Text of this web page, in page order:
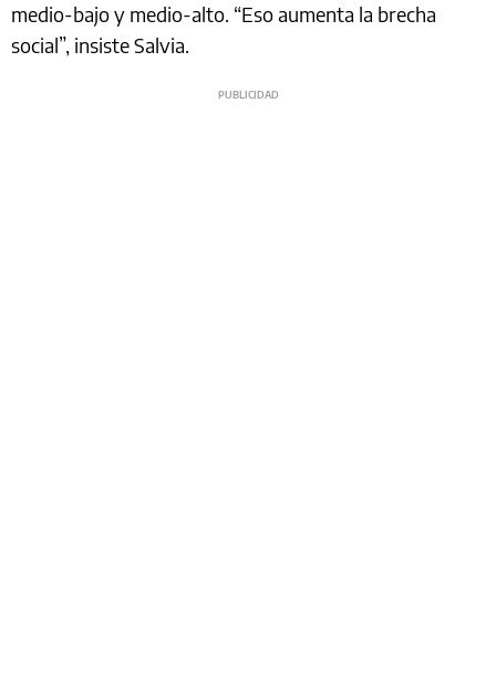
medio-bajo y medio-alto. “Eso aumenta la brecha
social”, insiste Salvia.